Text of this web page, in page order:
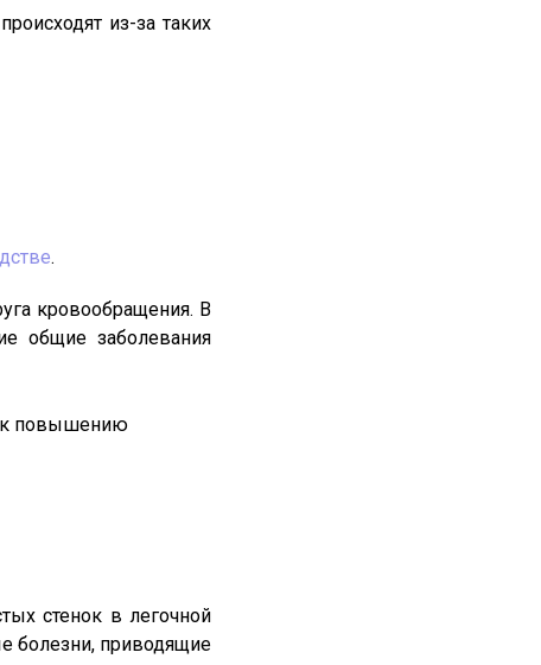
из-за таких
.
кровообращения. В
общие заболевания
к повышению
стенок в легочной
болезни, приводящие